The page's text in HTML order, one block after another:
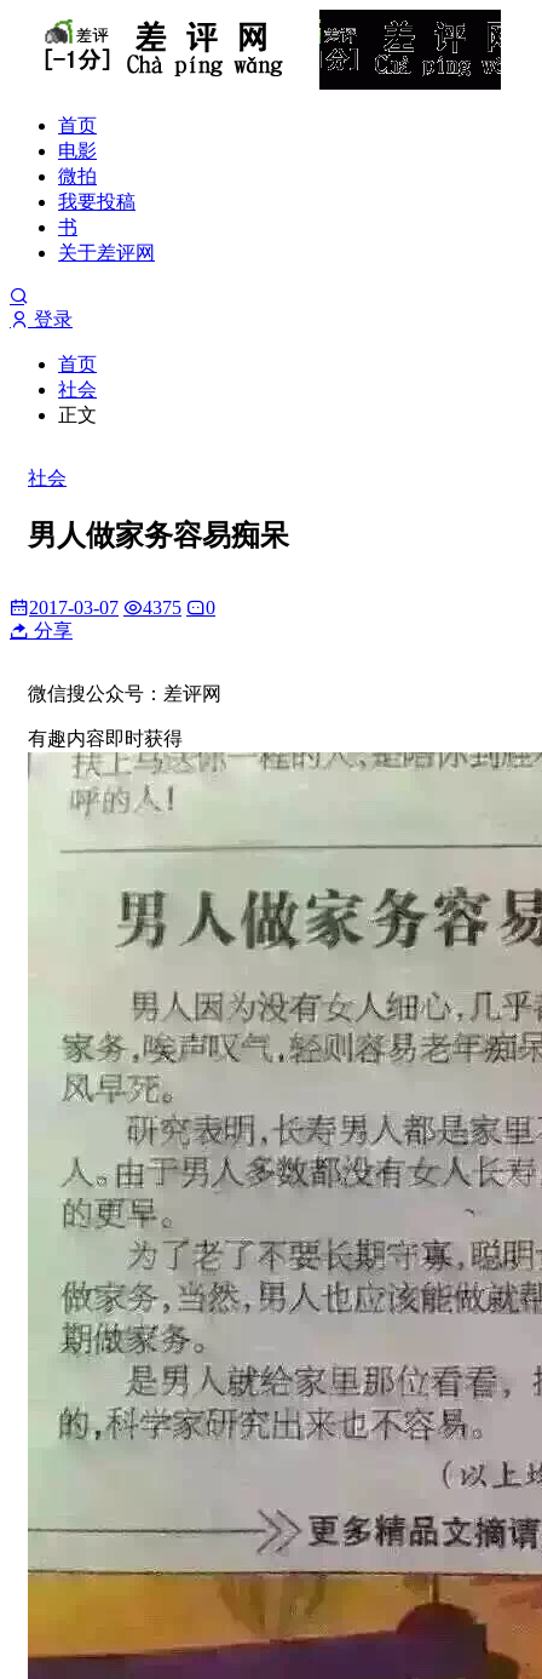
首页
电影
微拍
我要投稿
书
关于差评网
登录
首页
社会
正文
社会
男人做家务容易痴呆
2017-03-07 4375
0
分享
微信搜公众号：差评网
有趣内容即时获得